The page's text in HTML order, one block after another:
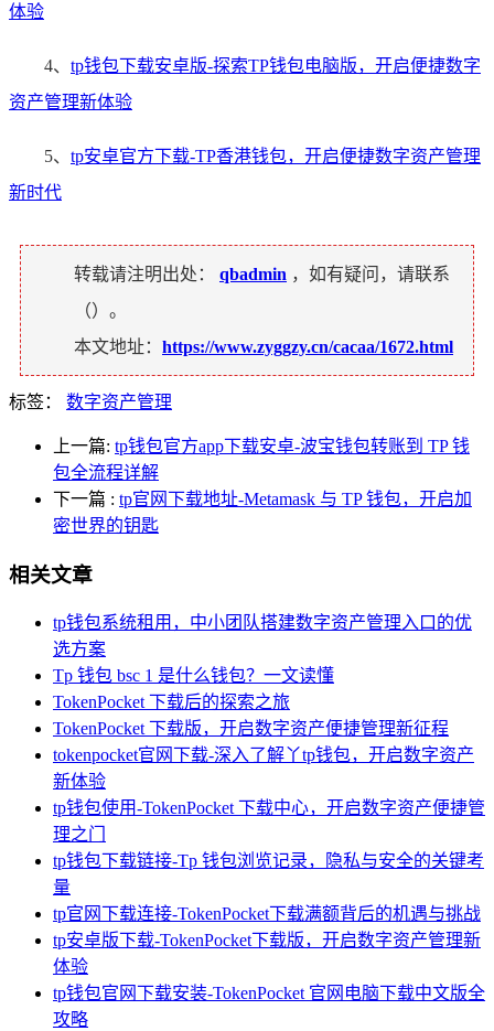
体验
4、 tp钱包下载安卓版-探索TP钱包电脑版，开启便捷数字
资产管理新体验
5、 tp安卓官方下载-TP香港钱包，开启便捷数字资产管理
新时代
转载请注明出处： qbadmin ，如有疑问，请联系
（）。
本文地址： https://www.zyggzy.cn/cacaa/1672.html
标签： 数字资产管理
上一篇: tp钱包官方app下载安卓-波宝钱包转账到 TP 钱
包全流程详解
下一篇 : tp官网下载地址-Metamask 与 TP 钱包，开启加
密世界的钥匙
相关文章
tp钱包系统租用，中小团队搭建数字资产管理入口的优
选方案
Tp 钱包 bsc 1 是什么钱包？一文读懂
TokenPocket 下载后的探索之旅
TokenPocket 下载版，开启数字资产便捷管理新征程
tokenpocket官网下载-深入了解丫tp钱包，开启数字资产
新体验
tp钱包使用-TokenPocket 下载中心，开启数字资产便捷管
理之门
tp钱包下载链接-Tp 钱包浏览记录，隐私与安全的关键考
量
tp官网下载连接-TokenPocket下载满额背后的机遇与挑战
tp安卓版下载-TokenPocket下载版，开启数字资产管理新
体验
tp钱包官网下载安装-TokenPocket 官网电脑下载中文版全
攻略